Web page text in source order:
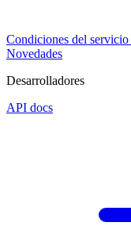
Condiciones del servicio
Novedades
Desarrolladores
API docs